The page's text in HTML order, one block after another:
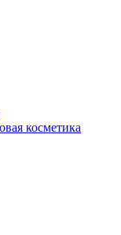
косметика